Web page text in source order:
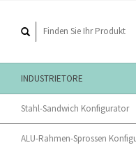
INDUSTRIETORE
Stahl-Sandwich Konfigurator
ALU-Rahmen-Sprossen